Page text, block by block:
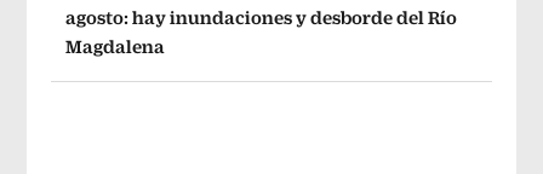
agosto: hay inundaciones y desborde del Río
Magdalena